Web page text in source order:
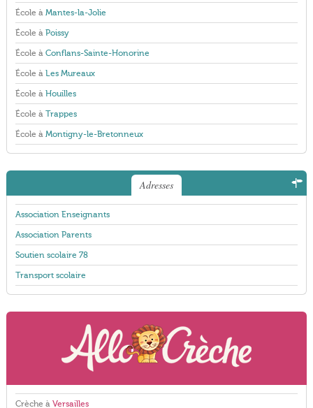
École à Mantes-la-Jolie
École à Poissy
École à Conflans-Sainte-Honorine
École à Les Mureaux
École à Houilles
École à Trappes
École à Montigny-le-Bretonneux
Adresses
Association Enseignants
Association Parents
Soutien scolaire 78
Transport scolaire
Crèche à Versailles